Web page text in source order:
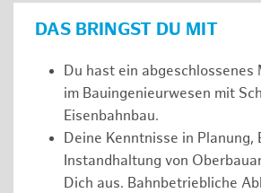
DAS BRINGST DU MIT
Du hast ein abgeschlossenes
im Bauingenieurwesen mit
Eisenbahnbau.
Deine Kenntnisse in Planung,
Instandhaltung von
Dich aus. Bahnbetriebliche